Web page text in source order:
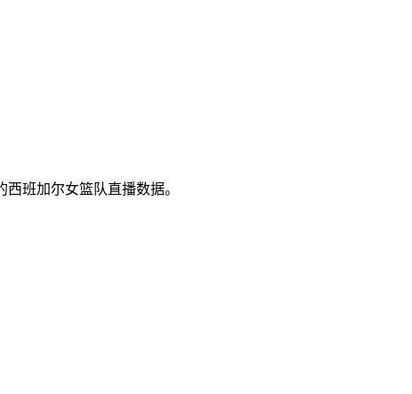
班加尔女篮队直播数据。